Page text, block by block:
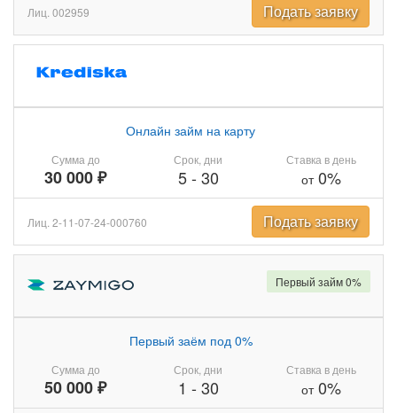
Лиц. 002959 Подать заявку
Сумма до
30 000 ₽
Онлайн займ на карту
Срок, дни
5- 30
Ставка в день
от0%
Лиц. 2-11-07-24-000760 Подать заявку
Сумма до
50 000 ₽
Первый заём под 0%
Срок, дни
1 - 30
Ставка в день
от0%
Первый займ 0%